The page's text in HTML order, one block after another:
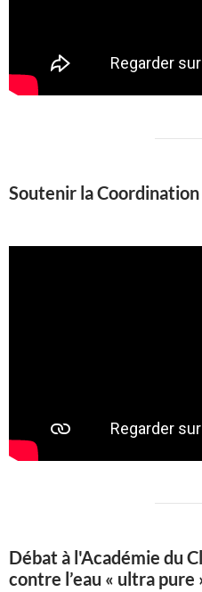
Soutenir la
Débat à l'Académie du
contre l’eau « ultra pure